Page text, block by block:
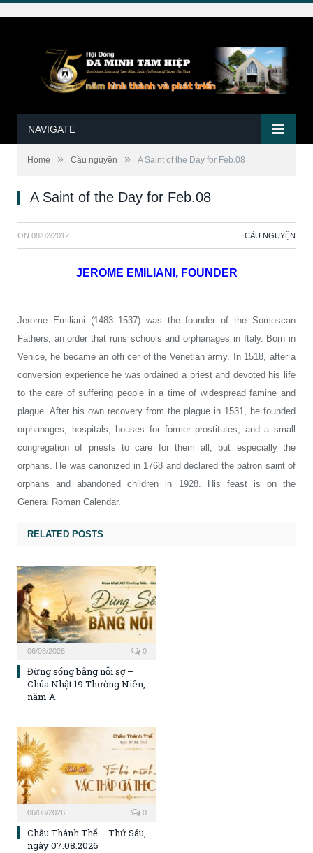
NAVIGATE
Home » Cầu nguyện » A Saint of the Day for Feb.08
A Saint of the Day for Feb.08
ON 08/02/2012 CẦU NGUYỆN
JEROME EMILIANI, FOUNDER
Jerome Emiliani (1483–1537) was the founder of the Somoscan
Fathers, an order that runs schools and orphanages in Italy. Born in
Venice, he became an offi cer of the Venetian army. In 1518, after a
conversion experience he was ordained a priest and devoted his life
to the care of suffering people in a time of widespread famine and
plague. After his own recovery from the plague in 1531, he founded
orphanages, hospitals, houses for former prostitutes, and a small
congregation of priests to care for them all, but especially the
orphans. He was canonized in 1768 and declared the patron saint of
orphans and abandoned children in 1928. His feast is on the
General Roman Calendar.
RELATED POSTS
06/08/2026 0
Đừng sống bằng nỗi sợ –
Chúa Nhật 19 Thường Niên,
năm A
06/08/2026 0
Chầu Thánh Thể – Thứ Sáu,
ngày 07.08.2026